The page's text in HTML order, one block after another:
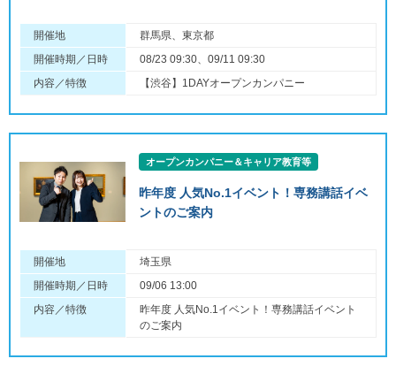
開催地
群馬県、東京都
開催時期／日時
08/23 09:30、09/11 09:30
内容／特徴
【渋谷】1DAYオープンカンパニー
オープンカンパニー＆キャリア教育等
昨年度 人気No.1イベント！専務講話イベ
ントのご案内
開催地
埼玉県
開催時期／日時
09/06 13:00
内容／特徴
昨年度 人気No.1イベント！専務講話イベント
のご案内